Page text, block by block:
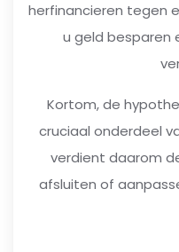
herfinancieren tegen
u geld besparen
Kortom, de
cruciaal onderdeel
verdient daarom
afsluiten of